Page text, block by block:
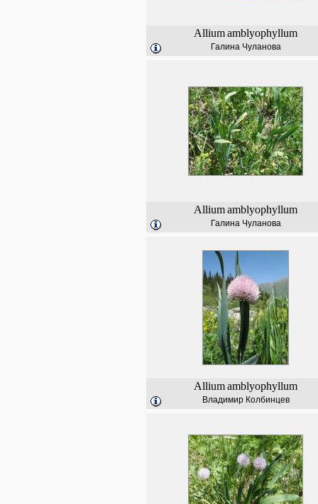
Alliumamblyophyllum
Галина Чуланова
Alliumamblyophyllum
Галина Чуланова
Alliumamblyophyllum
Владимир Колбинцев